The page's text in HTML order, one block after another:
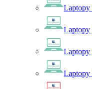
Laptopy
Laptopy
Laptopy
Laptopy